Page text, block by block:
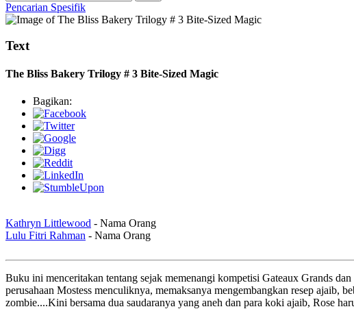
Pencarian Spesifik
Text
The Bliss Bakery Trilogy # 3 Bite-Sized Magic
Bagikan:
Kathryn Littlewood - Nama Orang
Lulu Fitri Rahman - Nama Orang
Buku ini menceritakan tentang sejak memenangi kompetisi Gateaux Grands
perusahaan Mostess menculiknya, memaksanya mengembangkan resep ajaib,
zombie....Kini bersama dua saudaranya yang aneh dan para koki ajaib, Rose